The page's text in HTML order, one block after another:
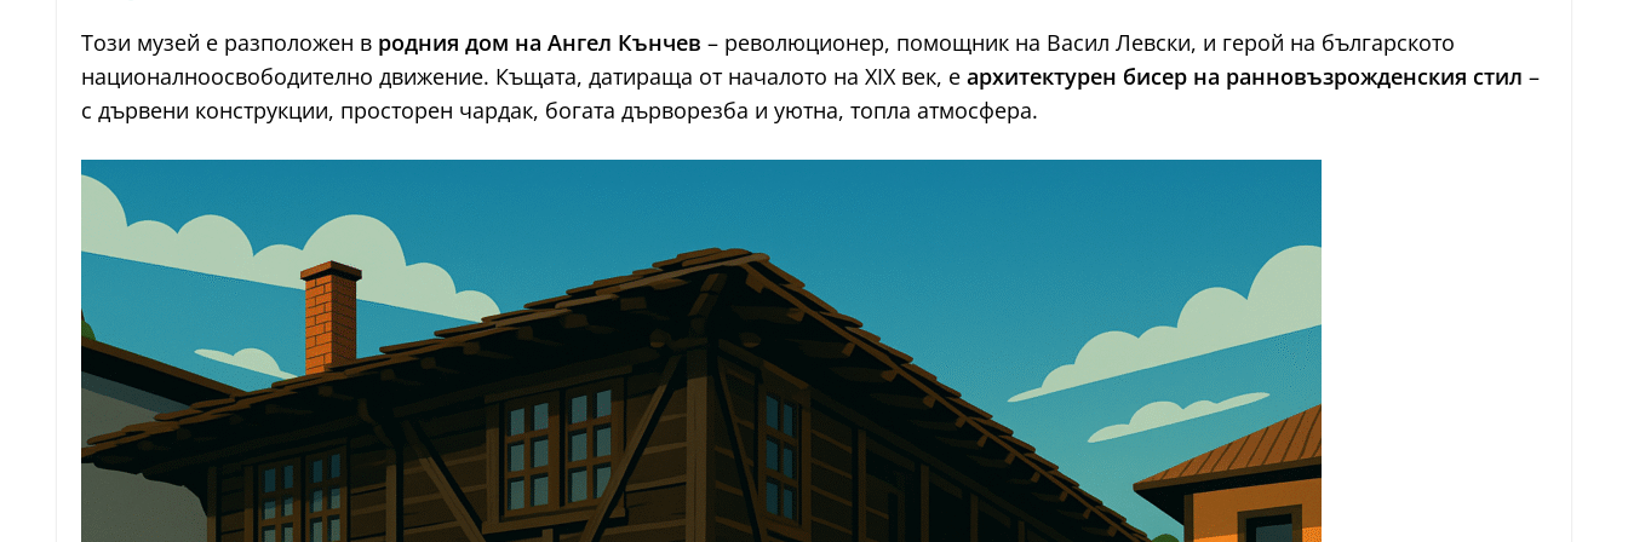
Този музей е разположен в родния дом на Ангел Кънчев – революционер, помощник на Васил Левски, и герой на българското
националноосвободително движение. Къщата, датираща от началото на XIX век, е архитектурен бисер на ранновъзрожденския стил –
с дървени конструкции, просторен чардак, богата дърворезба и уютна, топла атмосфера.